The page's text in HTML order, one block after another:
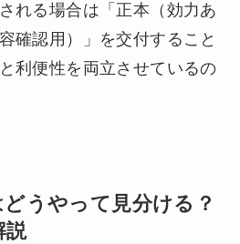
れる場合は「正本（効力あ
確認用）」を交付すること
利便性を両立させているの
うやって見分ける？
説